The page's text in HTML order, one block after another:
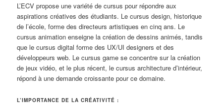
L’ECV propose une variété de cursus pour répondre aux
aspirations créatives des étudiants. Le cursus design, historique
de l’école, forme des directeurs artistiques en cinq ans. Le
cursus animation enseigne la création de dessins animés, tandis
que le cursus digital forme des UX/UI designers et des
développeurs web. Le cursus game se concentre sur la création
de jeux vidéo, et le plus récent, le cursus architecture d’intérieur,
répond à une demande croissante pour ce domaine.
L’IMPORTANCE DE LA CRÉATIVITÉ :